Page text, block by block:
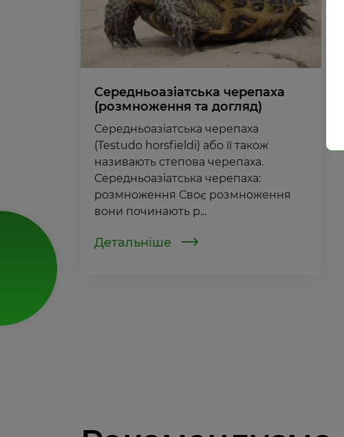
Середньоазіатська черепаха
(розмноження та догляд)
Середньоазіатська черепаха
(Testudo horsfieldi) або її також
називають степова черепаха.
Середньоазіатська черепаха:
розмноження Своє розмноження
вони починають р...
Детальніше